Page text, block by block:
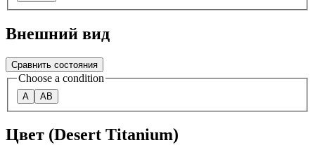
Внешний вид
Сравнить состояния
Choose a condition
A AB
Цвет (Desert Titanium)